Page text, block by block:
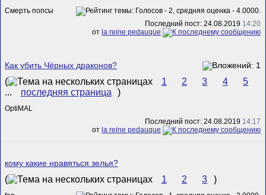
Смерть попсы
Последний пост: 24.08.2019 14:20
от la reine pedauque
Как убить Чёрных драконов?
( 1 2 3 4
5
...
последняя страница )
OptiMAL
Последний пост: 24.08.2019 14:17
от la reine pedauque
кому какие нравяться зелья?
( 1 2 3 )